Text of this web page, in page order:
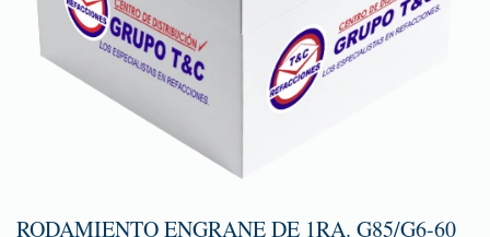
RODAMIENTO ENGRANE DE 1RA. G85/G6-60